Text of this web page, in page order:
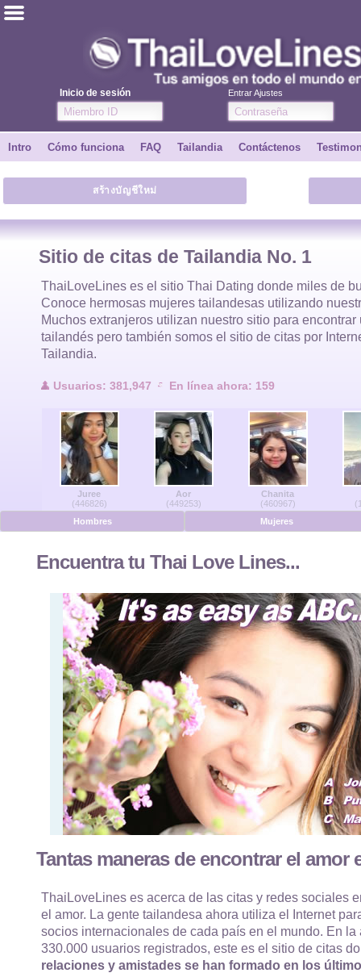
Inicio de sesión Entrar Ajustes
ไทย
Testimonios
Dile a un amigo
Intro
Contáctenos
Hombres en línea
Mujeres en línea
Español
Intro Cómo funciona FAQ Tailandia Contáctenos
สร้างบัญชีใหม่
Sitio de citas de Tailandia No. 1
ThaiLoveLines es el sitio Thai Dating donde miles de
Conoce hermosas mujeres tailandesas utilizando
Muchos extranjeros utilizan nuestro sitio para
tailandés pero también somos el sitio de citas por
Tailandia.
Usuarios: 381,947 En línea ahora: 159
Juree
(446826)
Aor
(449253)
Chanita
(460967)
Hombres
Mujeres
Encuentra tu Thai Love Lines...
Tantas maneras de encontrar el amor
ThaiLoveLines es acerca de las citas y redes sociales
el amor. La gente tailandesa ahora utiliza el Internet
socios internacionales de cada país en el mundo. En la
330.000 usuarios registrados, este es el sitio de citas
relaciones y amistades se han formado en los